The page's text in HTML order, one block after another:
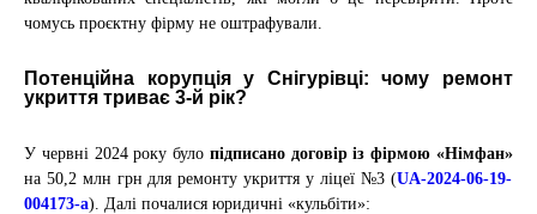
чомусь проєктну фірму не оштрафували.
Потенційна корупція у Снігурівці: чому ремонт
укриття триває 3-й рік?
У червні 2024 року було підписано договір із фірмою«Німфан»
на 50,2 млн грн для ремонту укриття у ліцеї №3 (UA-2024-06-19-
004173-a). Далі почалися юридичні «кульбіти»: